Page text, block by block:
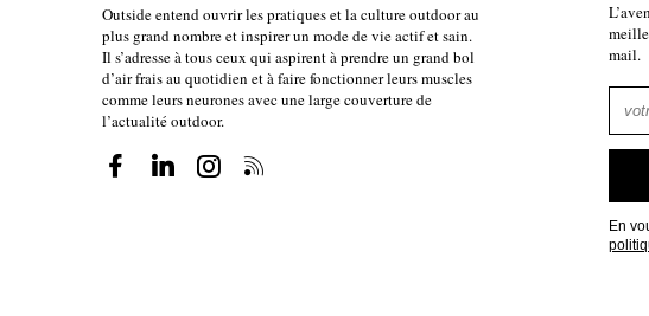
ce qui est difficile à faire quand on n’a jamais mis les pieds sur
froid, c’est tout de même très particulier. Il y a comme un lien
choses que dans une course en journée, au printemps, dans un
cette course avec une autre, ça ne mène nulle part. Impossible
c’est totalement autre chose. Sans hiérarchie. Autant de
c’est unique en son genre. Et c’est très bien comme ça.
Outside entend ouvrir les pratiques et la culture outdoor au
plus grand nombre et inspirer un mode de vie actif et sain.
Il s’adresse à tous ceux qui aspirent à prendre un grand bol
d’air frais au quotidien et à faire fonctionner leurs muscles
comme leurs neurones avec une large couverture de
l’actualité outdoor.
mail.
En